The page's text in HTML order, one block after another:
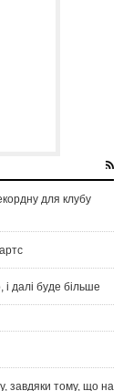
для клубу
далі буде більше
завдяки тому, що на